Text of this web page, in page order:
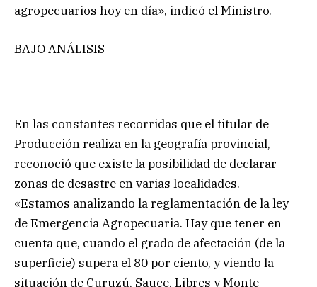
agropecuarios hoy en día», indicó el Ministro.
BAJO ANÁLISIS
En las constantes recorridas que el titular de
Producción realiza en la geografía provincial,
reconoció que existe la posibilidad de declarar
zonas de desastre en varias localidades.
«Estamos analizando la reglamentación de la ley
de Emergencia Agropecuaria. Hay que tener en
cuenta que, cuando el grado de afectación (de la
superficie) supera el 80 por ciento, y viendo la
situación de Curuzú, Sauce, Libres y Monte